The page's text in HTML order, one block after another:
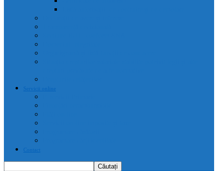
Servicii online
Contact